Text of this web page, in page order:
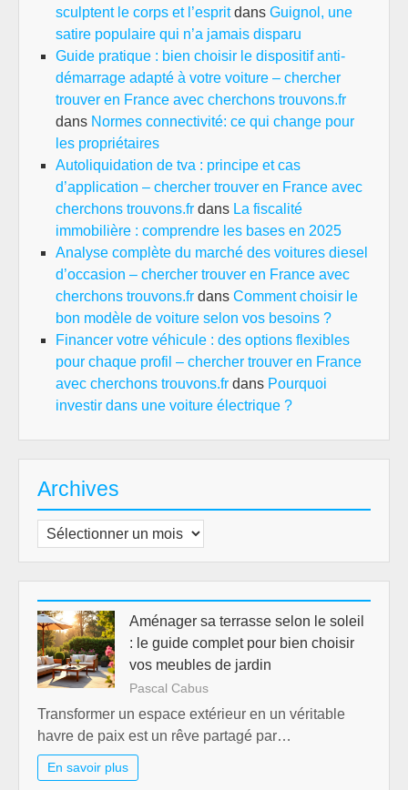
sculptent le corps et l’espritdans Guignol, une
satire populaire qui n’a jamais disparu
Guide pratique : bien choisir le dispositif anti-
démarrage adapté à votre voiture – chercher
trouver en France avec cherchons trouvons.fr
dans Normes connectivité: ce qui change pour
les propriétaires
Autoliquidation de tva : principe et cas
d’application – chercher trouver en France avec
cherchons trouvons.fr dans La fiscalité
immobilière : comprendre les bases en 2025
Analyse complète du marché des voitures diesel
d’occasion – chercher trouver en France avec
cherchons trouvons.fr dans Comment choisir le
bon modèle de voiture selon vos besoins ?
Financer votre véhicule : des options flexibles
pour chaque profil – chercher trouver en France
avec cherchons trouvons.fr dans Pourquoi
investir dans une voiture électrique ?
Archives
Archives
Aménager sa terrasse selon le soleil
: le guide complet pour bien choisir
vos meubles de jardin
Pascal Cabus
Transformer un espace extérieur en un véritable
havre de paix est un rêve partagé par…
En savoir plus